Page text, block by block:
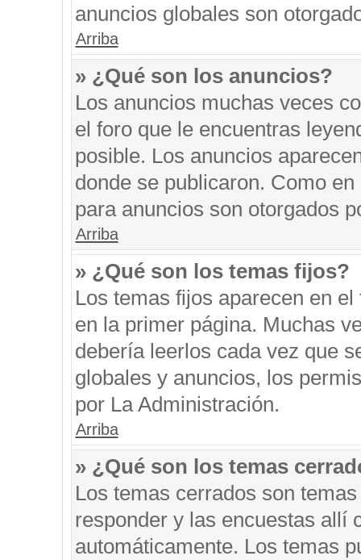
anuncios globales son
Arriba
» ¿Qué son los anuncios?
Los anuncios muchas veces
el foro que le encuentras
posible. Los anuncios
donde se publicaron. Como
para anuncios son otorgados
Arriba
» ¿Qué son los temas fijos?
Los temas fijos aparecen en
en la primer página. Muchas
debería leerlos cada vez que
globales y anuncios, los
por La Administración.
Arriba
» ¿Qué son los temas
Los temas cerrados son
responder y las encuestas allí
automáticamente. Los temas